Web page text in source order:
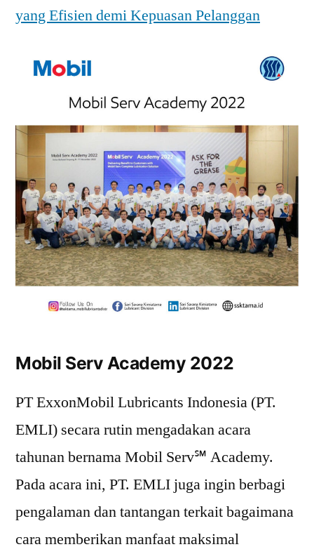
yang Efisien demi Kepuasan Pelanggan
Mobil Serv Academy 2022
PT ExxonMobil Lubricants Indonesia (PT.
EMLI) secara rutin mengadakan acara
tahunan bernama Mobil Serv℠ Academy.
Pada acara ini, PT. EMLI juga ingin berbagi
pengalaman dan tantangan terkait bagaimana
cara memberikan manfaat maksimal